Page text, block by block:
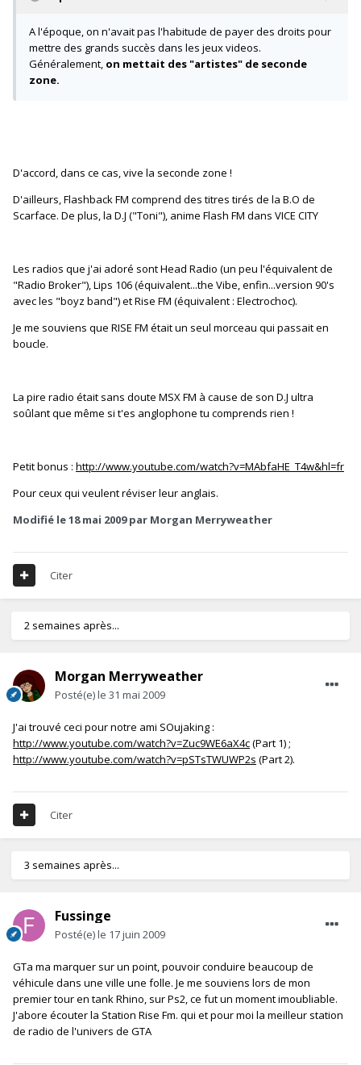
A l'époque, on n'avait pas l'habitude de payer des droits pour
mettre des grands succès dans les jeux videos.
Généralement, on mettait des "artistes" de seconde
zone.
D'accord, dans ce cas, vive la seconde zone !
D'ailleurs, Flashback FM comprend des titres tirés de la B.O de
Scarface. De plus, la D.J ("Toni"), anime Flash FM dans VICE CITY
Les radios que j'ai adoré sont Head Radio (un peu l'équivalent de
"Radio Broker"), Lips 106 (équivalent...the Vibe, enfin...version 90's
avec les "boyz band") et Rise FM (équivalent : Electrochoc).
Je me souviens que RISE FM était un seul morceau qui passait en
boucle.
La pire radio était sans doute MSX FM à cause de son D.J ultra
soûlant que même si t'es anglophone tu comprends rien !
Petit bonus : http://www.youtube.com/watch?v=MAbfaHE_T4w&hl=fr
Pour ceux qui veulent réviser leur anglais.
Modifié le 18 mai 2009par Morgan Merryweather
Citer
2 semaines après...
Morgan Merryweather
Posté(e)le 31 mai 2009
J'ai trouvé ceci pour notre ami SOujaking :
http://www.youtube.com/watch?v=Zuc9WE6aX4c(Part 1) ;
http://www.youtube.com/watch?v=pSTsTWUWP2s (Part 2).
Citer
3 semaines après...
Fussinge
Posté(e)le 17 juin 2009
GTa ma marquer sur un point, pouvoir conduire beaucoup de
véhicule dans une ville une folle. Je me souviens lors de mon
premier tour en tank Rhino, sur Ps2, ce fut un moment imoubliable.
J'abore écouter la Station Rise Fm. qui et pour moi la meilleur station
de radio de l'univers de GTA